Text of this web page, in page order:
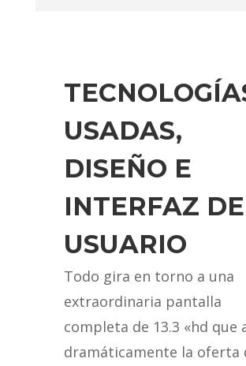
USADAS,
DISEÑO E
INTERFAZ DE
USUARIO
Todo gira en torno a una
extraordinaria pantalla
completa de 13.3 «hd que
dramáticamente la oferta